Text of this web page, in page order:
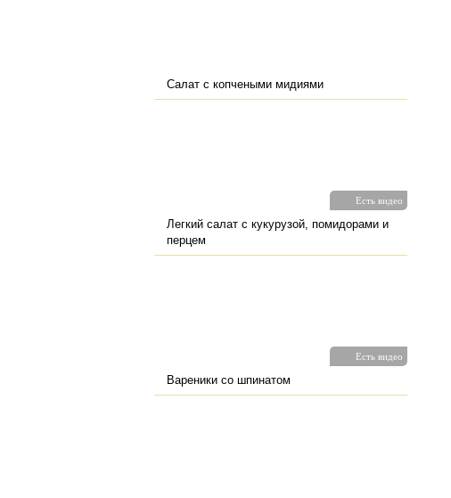
Салат с копчеными мидиями
Есть видео
Легкий салат с кукурузой, помидорами и
перцем
Есть видео
Вареники со шпинатом